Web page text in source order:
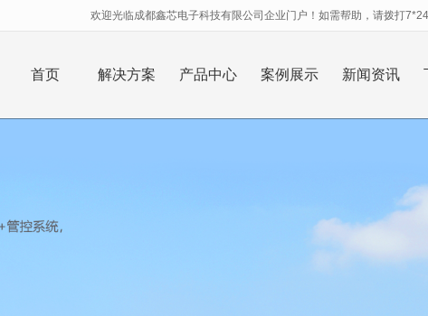
览体验，推荐下载安装谷歌浏览器！
欢迎光临成都鑫芯电子科技有限公司企业门户！如需帮助，请拨打
首页 解决方案 产品中心 案例展示 新闻资讯